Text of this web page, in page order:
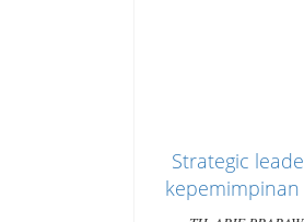
Strategic